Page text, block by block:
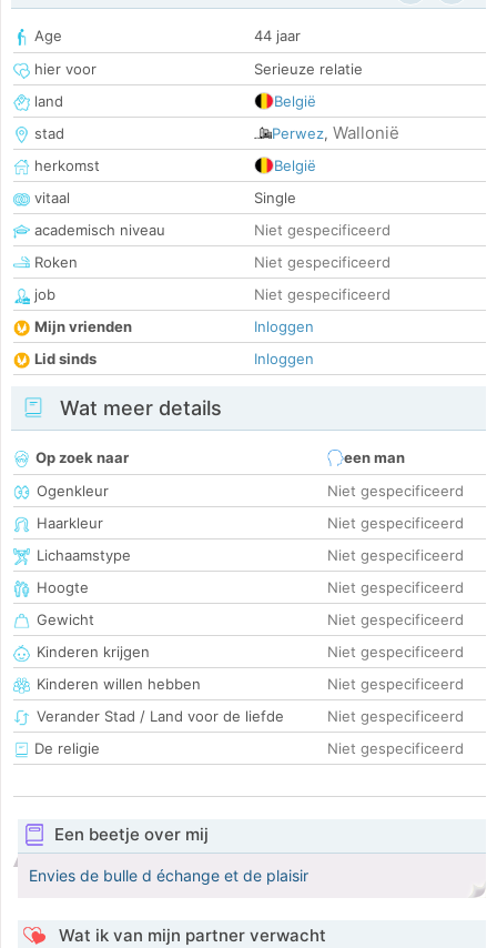
Age
44 jaar
hier voor
Serieuze relatie
land
België
stad
Perwez, Wallonië
herkomst
België
vitaal
Single
academisch niveau
Niet gespecificeerd
Roken
Niet gespecificeerd
job
Niet gespecificeerd
Mijn vrienden
Inloggen
Lid sinds
Inloggen
Wat meer details
Op zoek naar
een man
Ogenkleur
Niet gespecificeerd
Haarkleur
Niet gespecificeerd
Lichaamstype
Niet gespecificeerd
Hoogte
Niet gespecificeerd
Gewicht
Niet gespecificeerd
Kinderen krijgen
Niet gespecificeerd
Kinderen willen hebben
Niet gespecificeerd
Verander Stad / Land voor de liefde
Niet gespecificeerd
De religie
Niet gespecificeerd
Een beetje over mij
Envies de bulle d échange et de plaisir
Wat ik van mijn partner verwacht